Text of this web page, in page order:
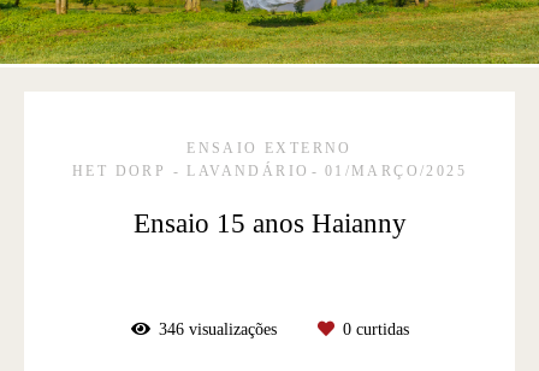
ENSAIO EXTERNO
HET DORP - LAVANDÁRIO
01/MARÇO/2025
Ensaio 15 anos Haianny
346visualizações 0curtidas